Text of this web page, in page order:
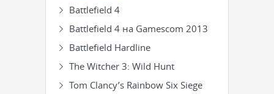
Battlefield 4
Battlefield 4 на Gamescom 2013
Battlefield Hardline
The Witcher 3: Wild Hunt
Tom Clancy’s Rainbow Six Siege